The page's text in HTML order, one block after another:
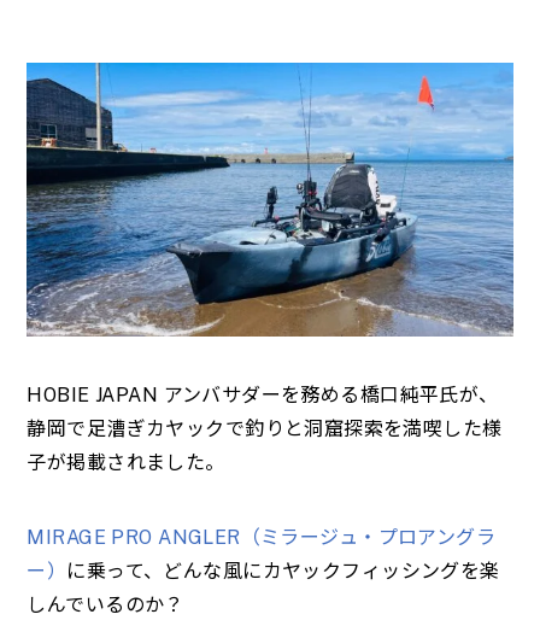
HOBIE JAPAN アンバサダーを務める橋口純平氏が、
静岡で足漕ぎカヤックで釣りと洞窟探索を満喫した様
子が掲載されました。
MIRAGE PRO ANGLER（ミラージュ・プロアングラ
ー） に乗って、どんな風にカヤックフィッシングを楽
しんでいるのか？